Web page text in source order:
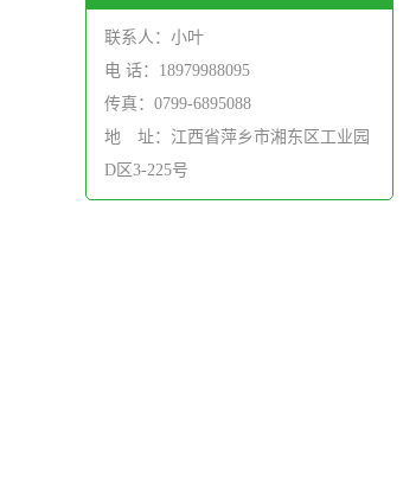
联系人：小叶
电 话：18979988095
传真：0799-6895088
地 址：江西省萍乡市湘东区工业园
D区3-225号